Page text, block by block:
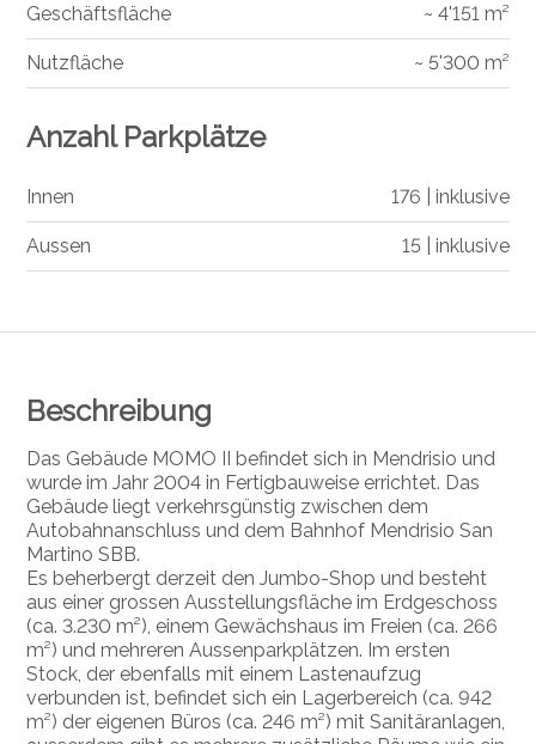
Beschreibung
Das Gebäude MOMO II befindet sich in Mendrisio und
wurde im Jahr 2004 in Fertigbauweise errichtet. Das
Gebäude liegt verkehrsgünstig zwischen dem
Autobahnanschluss und dem Bahnhof Mendrisio San
Martino SBB.
Es beherbergt derzeit den Jumbo-Shop und besteht
aus einer grossen Ausstellungsfläche im Erdgeschoss
(ca. 3.230 m²), einem Gewächshaus im Freien (ca. 266
m²) und mehreren Aussenparkplätzen. Im ersten
Stock, der ebenfalls mit einem Lastenaufzug
verbunden ist, befindet sich ein Lagerbereich (ca. 942
m²) der eigenen Büros (ca. 246 m²) mit Sanitäranlagen,
Geschäftsfläche ~ 4'151 m²
Nutzfläche ~ 5'300 m²
Anzahl Parkplätze
Innen 176 | inklusive
Aussen 15 | inklusive